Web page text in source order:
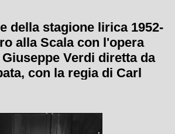
della stagione lirica 1952-
alla Scala con l'opera
Verdi diretta da
con la regia di Carl